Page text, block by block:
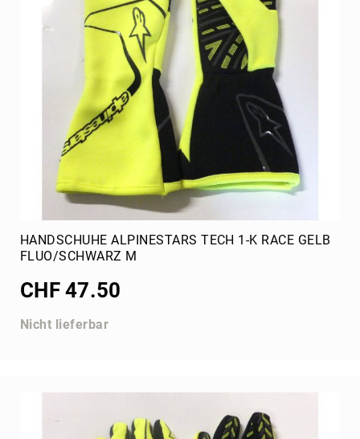
Zeitmesssysteme
AIM
MyChron
Display
AIM
Mychron
Sensoren
Stoppuhr
Zubehör
Material
Ordnung
Klebeband,
Kabelbinder
Ballast
Schaltsysteme
Kabelführungen
Tank,
HANDSCHUHE ALPINESTARS TECH 1-K RACE GELB
FLUO/SCHWARZ M
CHF 47.50
Nicht lieferbar